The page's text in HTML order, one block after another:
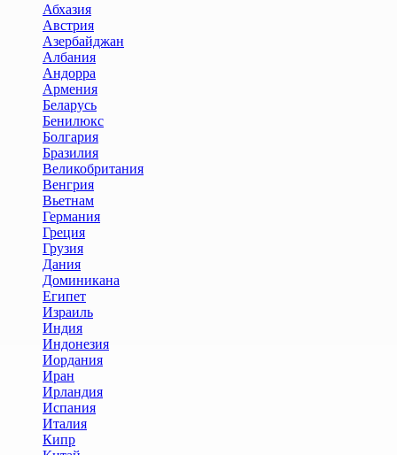
Абхазия
Австрия
Азербайджан
Албания
Андорра
Армения
Беларусь
Бенилюкс
Болгария
Бразилия
Великобритания
Венгрия
Вьетнам
Германия
Греция
Грузия
Дания
Доминикана
Египет
Израиль
Индия
Индонезия
Иордания
Иран
Ирландия
Испания
Италия
Кипр